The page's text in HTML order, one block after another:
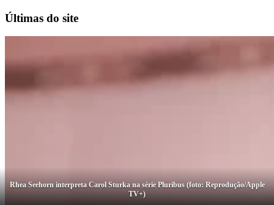
Rhea Seehorn interpreta Carol Sturka na série Pluribus (foto: Reprodução/Apple
TV+)
Últimas do site